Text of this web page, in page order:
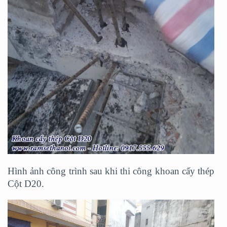
Hình ảnh công trình sau khi thi công khoan cấy thép
Cột D20.